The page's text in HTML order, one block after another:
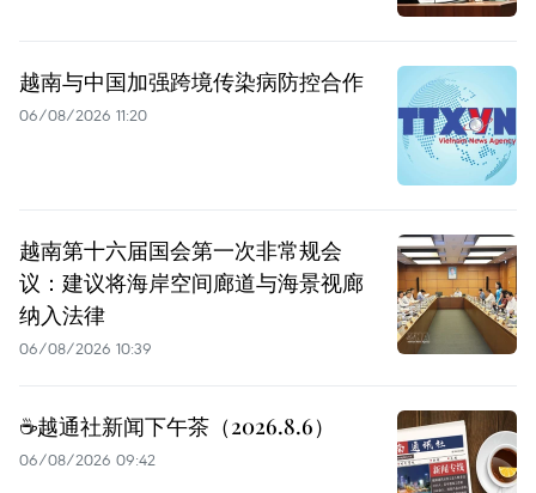
越南与中国加强跨境传染病防控合作
06/08/2026 11:20
越南第十六届国会第一次非常规会
议：建议将海岸空间廊道与海景视廊
纳入法律
06/08/2026 10:39
☕️越通社新闻下午茶（2026.8.6）
06/08/2026 09:42